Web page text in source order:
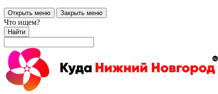
Открыть меню Закрыть меню
Что ищем?
Найти